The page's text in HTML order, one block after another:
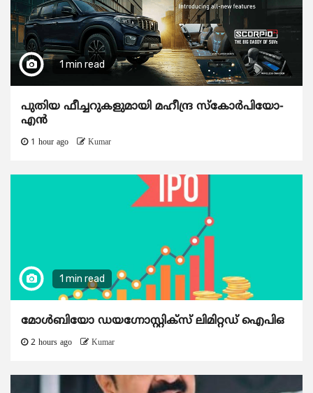
1 min read
പുതിയ ഫീച്ചറുകളുമായി മഹീന്ദ്ര സ്കോർപിയോ-
എൻ
1 hour ago Kumar
1 min read
മോൾബിയോ ഡയഗ്നോസ്റ്റിക്സ് ലിമിറ്റഡ് ഐപിഒ
2 hours ago Kumar